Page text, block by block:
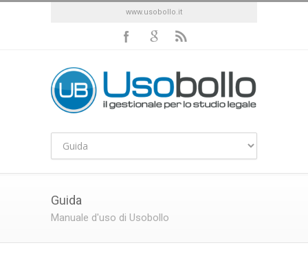
www.usobollo.it
Guida
Manuale d'uso di Usobollo